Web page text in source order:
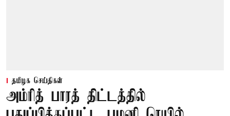
தமிழக செய்திகள்
அம்ரித் பாரத் திட்டத்தில்